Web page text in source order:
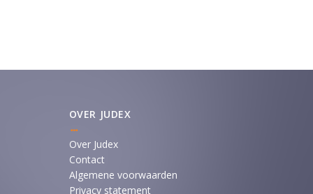
OVER JUDEX
Over Judex
Contact
Algemene voorwaarden
Privacy statement